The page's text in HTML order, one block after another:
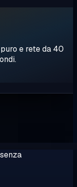
puro e rete da 40